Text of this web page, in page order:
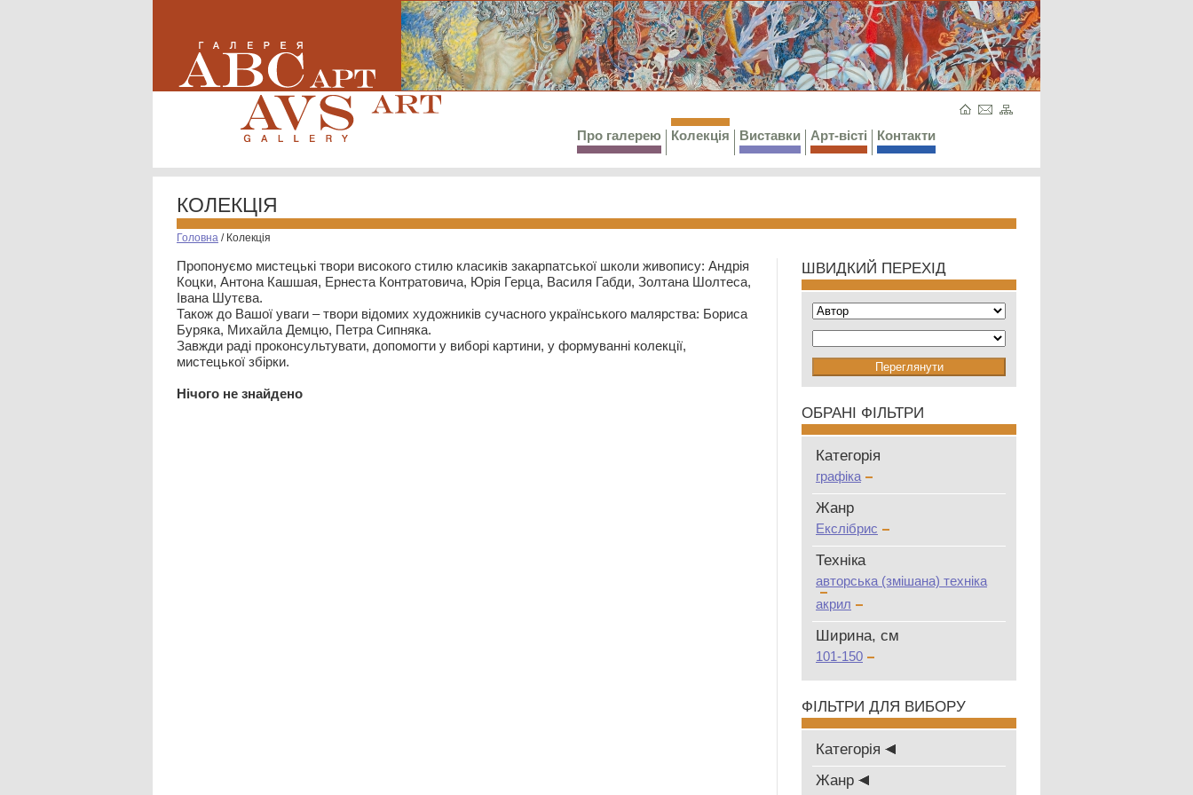
Про галерею Колекція Виставки Арт-вісті Контакти
КОЛЕКЦІЯ
Головна / Колекція
Пропонуємо мистецькі твори високого стилю класиків закарпатської школи живопису: Андрія
Коцки, Антона Кашшая, Ернеста Контратовича, Юрія Герца, Василя Габди, Золтана Шолтеса,
Івана Шутєва.
Також до Вашої уваги – твори відомих художників сучасного українського малярства: Бориса
Буряка, Михайла Демцю, Петра Сипняка.
Завжди раді проконсультувати, допомогти у виборі картини, у формуванні колекції,
мистецької збірки.
Нiчого не знайдено
ШВИДКИЙ ПЕРЕХІД
ОБРАНІ ФІЛЬТРИ
Категорія
графіка
Жанр
Екслібрис
Техніка
авторська (змішана) техніка
акрил
Ширина, см
101-150
ФІЛЬТРИ ДЛЯ ВИБОРУ
Категорія
Жанр